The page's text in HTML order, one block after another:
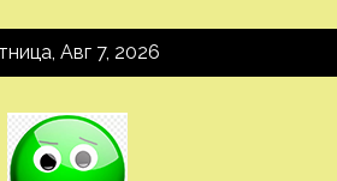
Авг 7, 2026